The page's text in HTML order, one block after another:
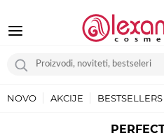
NOVO AKCIJE BESTSELLERS